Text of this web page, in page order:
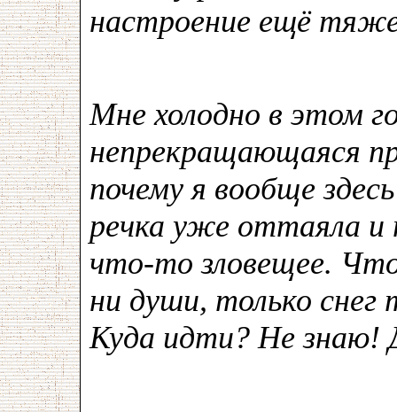
настроение ещё
Мне холодно в этом
непрекращающаяся
почему я вообще
речка уже оттаяла
что-то зловещее.
ни души, только
Куда идти? Не знаю!